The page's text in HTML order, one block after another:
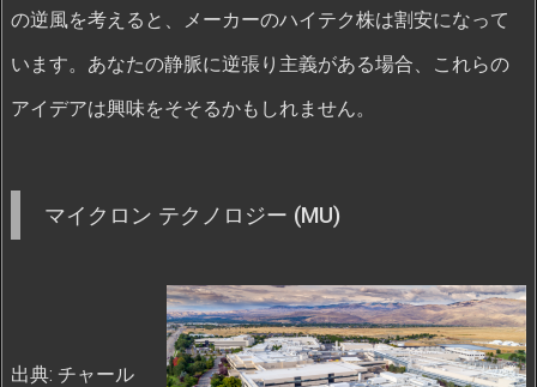
の逆風を考えると、メーカーのハイテク株は割安になって
います。あなたの静脈に逆張り主義がある場合、これらの
アイデアは興味をそそるかもしれません。
マイクロン テクノロジー (MU)
出典: チャール